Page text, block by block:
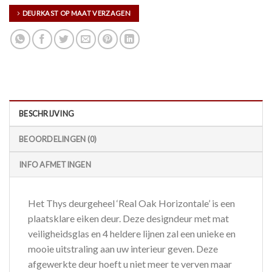
DEURKAST OP MAAT VERZAGEN
BESCHRIJVING
BEOORDELINGEN (0)
INFO AFMETINGEN
Het Thys deurgeheel ‘Real Oak Horizontale’ is een
plaatsklare eiken deur. Deze designdeur met mat
veiligheidsglas en 4 heldere lijnen zal een unieke en
mooie uitstraling aan uw interieur geven. Deze
afgewerkte deur hoeft u niet meer te verven maar